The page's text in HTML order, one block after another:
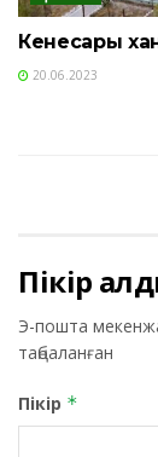
Кенесары
20.06.2023
Пікір
Э-пошта
таңбаланған
Пікір *